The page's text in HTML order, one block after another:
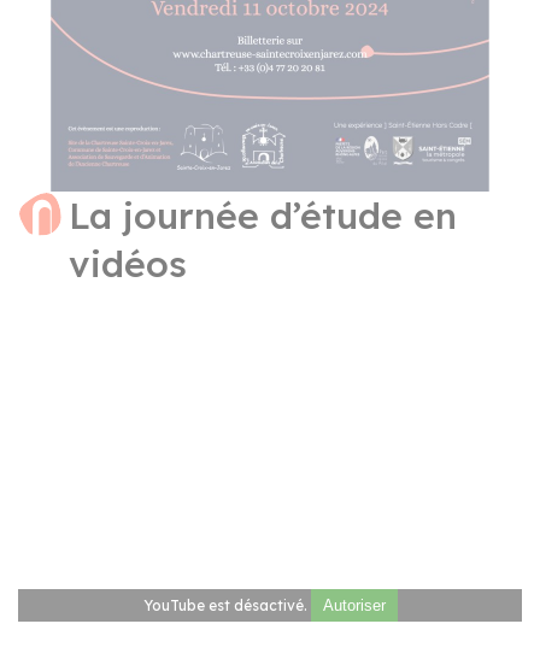
La journée d’étude en
vidéos
YouTube est désactivé. Autoriser